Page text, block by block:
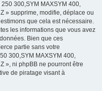
300,SYM MAXSYM 400,
» supprime, modifie, déplace ou
que cela est nécessaire.
les informations que vous avez
Bien que ces
partie sans votre
300,SYM MAXSYM 400,
», ni phpBB ne pourront être
de piratage visant à